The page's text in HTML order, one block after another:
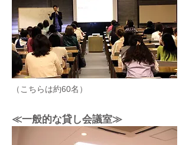
（こちらは約60名）
≪一般的な貸し会議室≫